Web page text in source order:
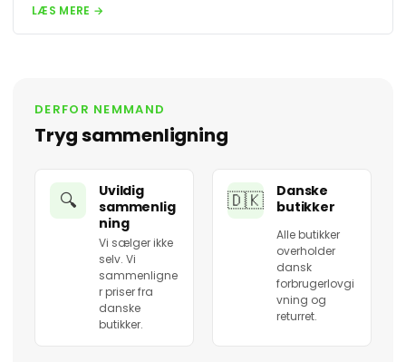
LÆS MERE →
DERFOR NEMMAND
Tryg sammenligning
🔍
Uvildig
sammenlig
ning
Vi sælger ikke
selv. Vi
sammenligne
r priser fra
danske
butikker.
🇩🇰
Danske
butikker
Alle butikker
overholder
dansk
forbrugerlovgi
vning og
returret.